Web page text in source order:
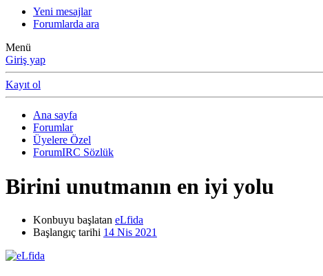
Yeni mesajlar
Forumlarda ara
Menü
Giriş yap
Kayıt ol
Ana sayfa
Forumlar
Üyelere Özel
ForumIRC Sözlük
Birini unutmanın en iyi yolu
Konbuyu başlatan eLfida
Başlangıç tarihi 14 Nis 2021